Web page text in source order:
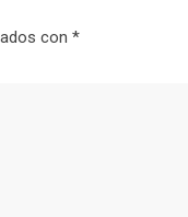
con *